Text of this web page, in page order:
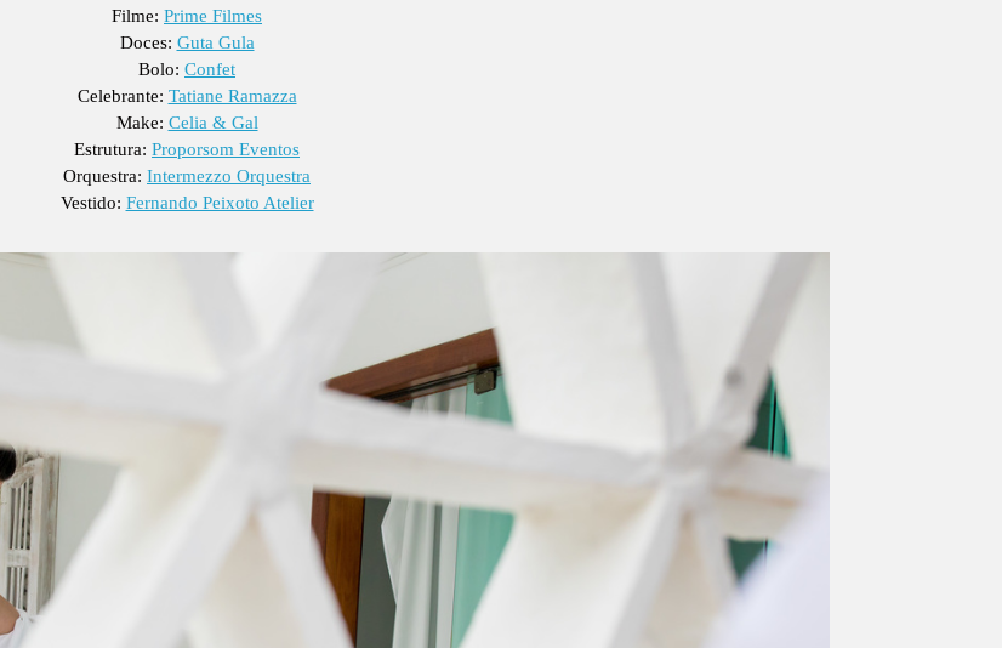
Filme: Prime Filmes
Doces: Guta Gula
Bolo: Confet
Celebrante: Tatiane Ramazza
Make: Celia & Gal
Estrutura: Proporsom Eventos
Orquestra: Intermezzo Orquestra
Vestido: Fernando Peixoto Atelier